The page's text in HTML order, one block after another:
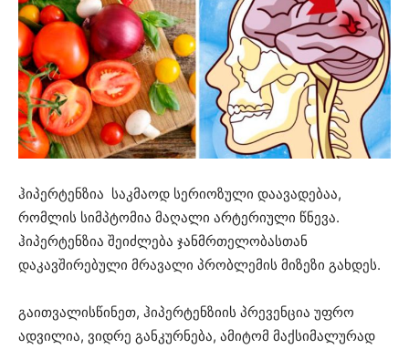
ჰიპერტენზია საკმაოდ სერიოზული დაავადებაა,
რომლის სიმპტომია მაღალი არტერიული წნევა.
ჰიპერტენზია შეიძლება ჯანმრთელობასთან
დაკავშირებული მრავალი პრობლემის მიზეზი გახდეს.
გაითვალისწინეთ, ჰიპერტენზიის პრევენცია უფრო
ადვილია, ვიდრე განკურნება, ამიტომ მაქსიმალურად